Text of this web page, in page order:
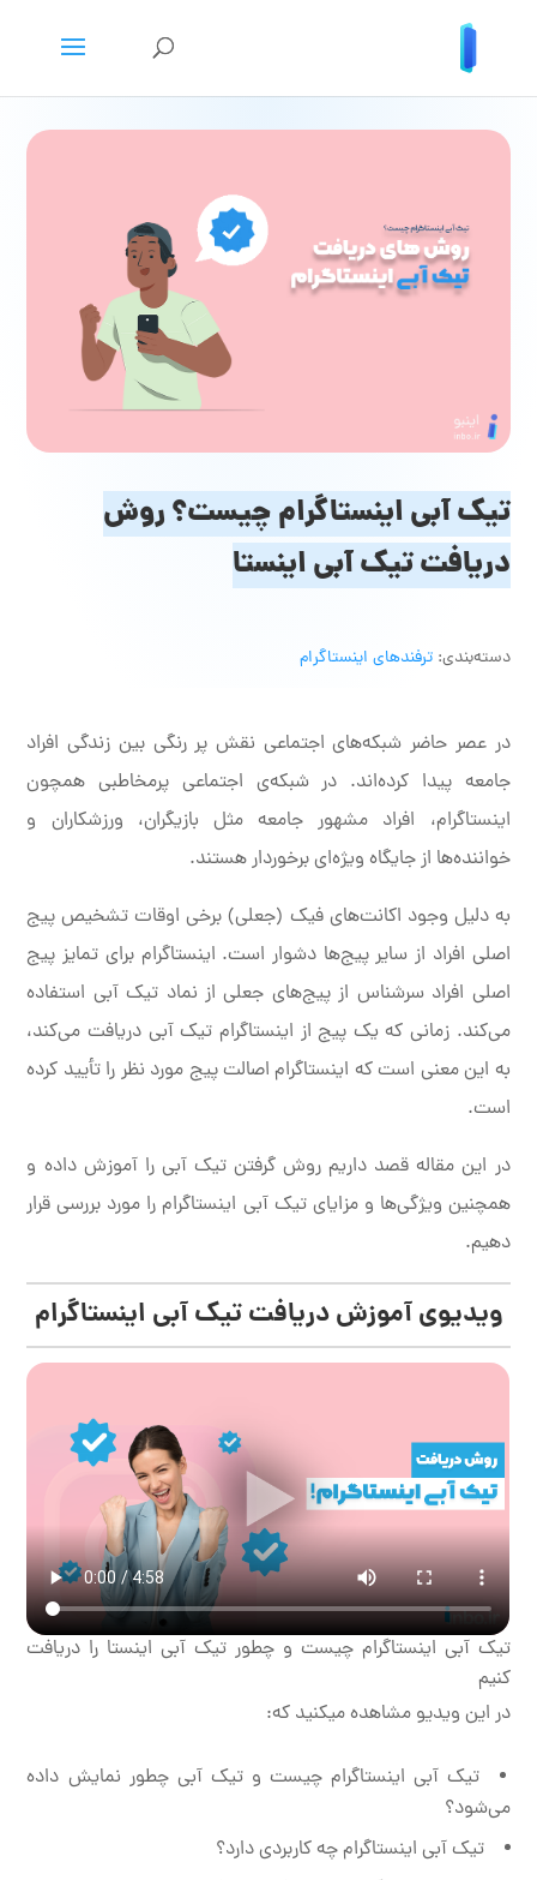
تیک آبی اینستاگرام چیست؟ روش
دریافت تیک آبی اینستا
دسته‌بندی:ترفندهای اینستاگرام
در عصر حاضر شبکه‌های اجتماعی نقش پر رنگی بین زندگی افراد
جامعه پیدا کرده‌اند. در شبکه‌ی اجتماعی پرمخاطبی همچون
اینستاگرام، افراد مشهور جامعه مثل بازیگران، ورزشکاران و
خواننده‌ها از جایگاه ویژه‌ای برخوردار هستند.
به دلیل وجود اکانت‌های فیک (جعلی) برخی اوقات تشخیص پیج
اصلی افراد از سایر پیج‌ها دشوار است. اینستاگرام برای تمایز پیج
اصلی افراد سرشناس از پیج‌های جعلی از نماد تیک آبی استفاده
می‌کند. زمانی که یک پیج از اینستاگرام تیک آبی دریافت می‌کند،
به این معنی است که اینستاگرام اصالت پیج مورد نظر را تأیید کرده
است.
در این مقاله قصد داریم روش گرفتن تیک آبی را آموزش داده و
همچنین ویژگی‌ها و مزایای تیک آبی اینستاگرام را مورد بررسی قرار
دهیم.
ویدیوی آموزش دریافت تیک آبی اینستاگرام
تیک آبی اینستاگرام چیست و چطور تیک آبی اینستا را دریافت
کنیم
در این ویدیو مشاهده میکنید که:
تیک آبی اینستاگرام چیست و تیک آبی چطور نمایش داده
می‌شود؟
تیک آبی اینستاگرام چه کاربردی دارد؟